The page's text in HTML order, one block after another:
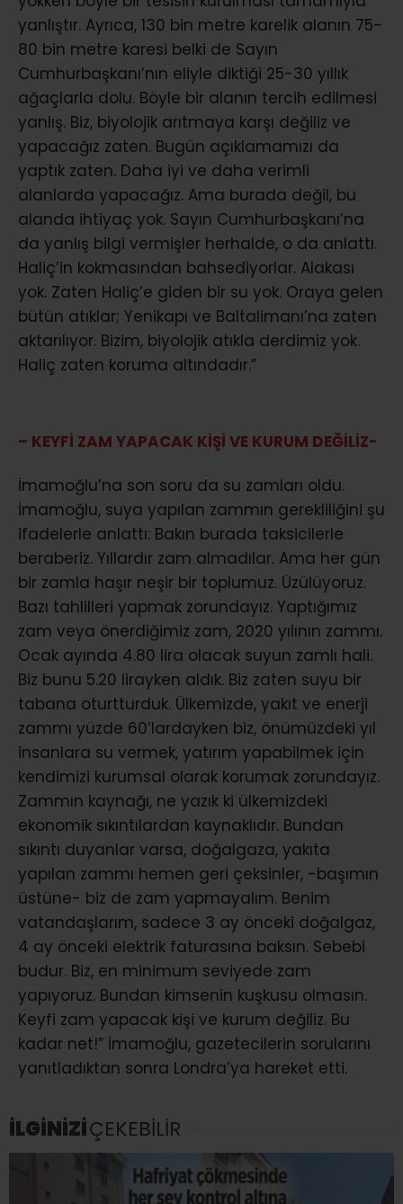
yanlıştır. Ayrıca, 130 bin metre karelik alanın 75-
80 bin metre karesi belki de Sayın
Cumhurbaşkanı’nın eliyle diktiği 25-30 yıllık
ağaçlarla dolu. Böyle bir alanın tercih edilmesi
yanlış. Biz, biyolojik arıtmaya karşı değiliz ve
yapacağız zaten. Bugün açıklamamızı da
yaptık zaten. Daha iyi ve daha verimli
alanlarda yapacağız. Ama burada değil, bu
alanda ihtiyaç yok. Sayın Cumhurbaşkanı’na
da yanlış bilgi vermişler herhalde, o da anlattı.
Haliç’in kokmasından bahsediyorlar. Alakası
yok. Zaten Haliç’e giden bir su yok. Oraya gelen
bütün atıklar; Yenikapı ve Baltalimanı’na zaten
aktarılıyor. Bizim, biyolojik atıkla derdimiz yok.
Haliç zaten koruma altındadır.”
– KEYFİ ZAM YAPACAK KİŞİ VE KURUM DEĞİLİZ-
İmamoğlu’na son soru da su zamları oldu.
İmamoğlu, suya yapılan zammın gerekliliğini şu
ifadelerle anlattı: Bakın burada taksicilerle
beraberiz. Yıllardır zam almadılar. Ama her gün
bir zamla haşır neşir bir toplumuz. Üzülüyoruz.
Bazı tahlilleri yapmak zorundayız. Yaptığımız
zam veya önerdiğimiz zam, 2020 yılının zammı.
Ocak ayında 4.80 lira olacak suyun zamlı hali.
Biz bunu 5.20 lirayken aldık. Biz zaten suyu bir
tabana oturtturduk. Ülkemizde, yakıt ve enerji
zammı yüzde 60’lardayken biz, önümüzdeki yıl
insanlara su vermek, yatırım yapabilmek için
kendimizi kurumsal olarak korumak zorundayız.
Zammın kaynağı, ne yazık ki ülkemizdeki
ekonomik sıkıntılardan kaynaklıdır. Bundan
sıkıntı duyanlar varsa, doğalgaza, yakıta
yapılan zammı hemen geri çeksinler, -başımın
üstüne- biz de zam yapmayalım. Benim
vatandaşlarım, sadece 3 ay önceki doğalgaz,
4 ay önceki elektrik faturasına baksın. Sebebi
budur. Biz, en minimum seviyede zam
yapıyoruz. Bundan kimsenin kuşkusu olmasın.
Keyfi zam yapacak kişi ve kurum değiliz. Bu
kadar net!” İmamoğlu, gazetecilerin sorularını
yanıtladıktan sonra Londra’ya hareket etti.
İLGİNİZİÇEKEBİLİR